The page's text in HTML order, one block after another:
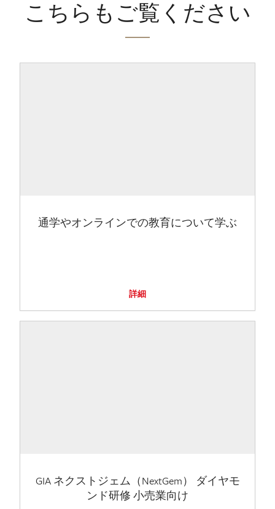
こちらもご覧ください
通学やオンラインでの教育について学ぶ
詳細
GIA ネクストジェム（NextGem） ダイヤモ
ンド研修 小売業向け